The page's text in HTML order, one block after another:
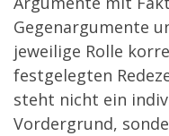
Gegenargumente
jeweilige Rolle
festgelegten
steht nicht ein
Vordergrund,